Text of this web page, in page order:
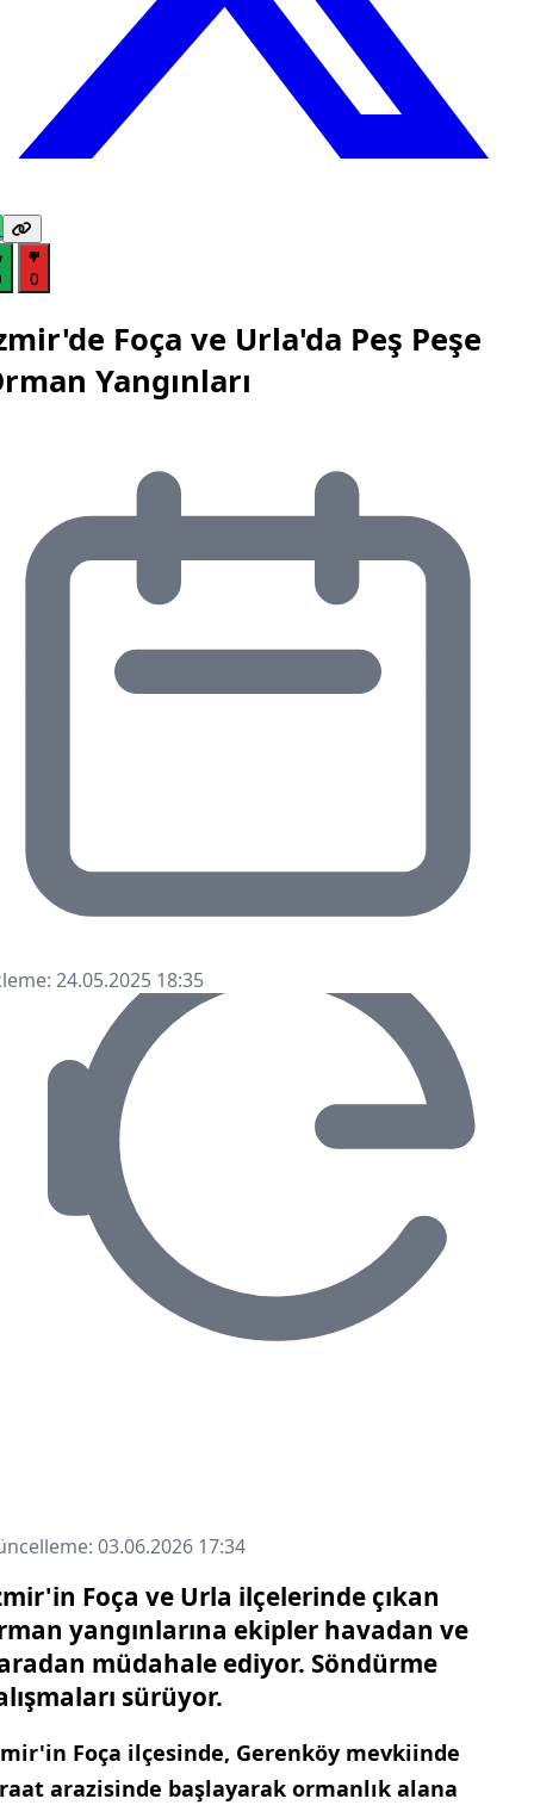
0
Foça ve Urla'da Peş Peşe
Yangınları
24.05.2025 18:35
03.06.2026 17:34
Foça ve Urla ilçelerinde çıkan
yangınlarına ekipler havadan ve
müdahale ediyor. Söndürme
sürüyor.
Foça ilçesinde, Gerenköy mevkiinde
arazisinde başlayarak ormanlık alana